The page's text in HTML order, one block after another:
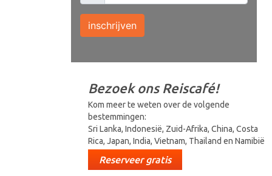
Bezoek ons Reiscafé!
Kom meer te weten over de volgende
bestemmingen:
Sri Lanka, Indonesië, Zuid-Afrika, China, Costa
Rica, Japan, India, Vietnam, Thailand en Namibië
Reserveer gratis